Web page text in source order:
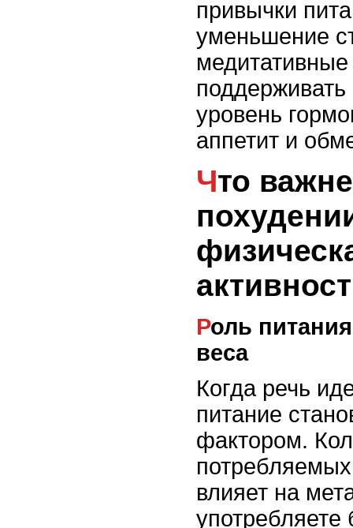
привычки
уменьшение
медитативные
уровень
аппетит и
Что важнее при
Роль питания для снижения
веса
Когда речь
питание
фактором.
влияет на